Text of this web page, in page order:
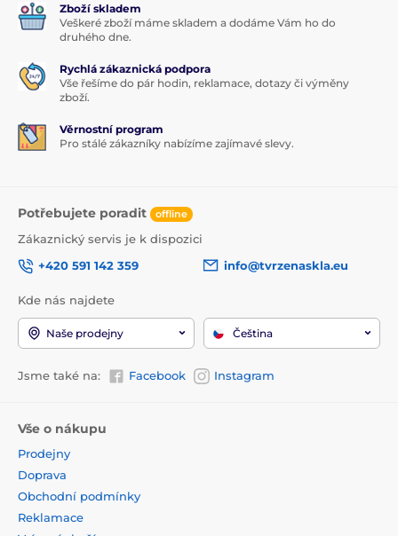
Zboží skladem
Veškeré zboží máme skladem a dodáme Vám ho do
druhého dne.
Rychlá zákaznická podpora
Vše řešíme do pár hodin, reklamace, dotazy či výměny
zboží.
Věrnostní program
Pro stálé zákazníky nabízíme zajímavé slevy.
Potřebujete poradit offline
Zákaznický servis je k dispozici
+420 591 142 359
info@tvrzenaskla.eu
Kde nás najdete
Naše prodejny Čeština
Jsme také na: Facebook Instagram
Vše o nákupu
Prodejny
Doprava
Obchodní podmínky
Reklamace